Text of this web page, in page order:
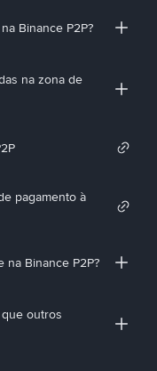
Binance P2P?
na zona de
pagamento à
na Binance P2P?
outros